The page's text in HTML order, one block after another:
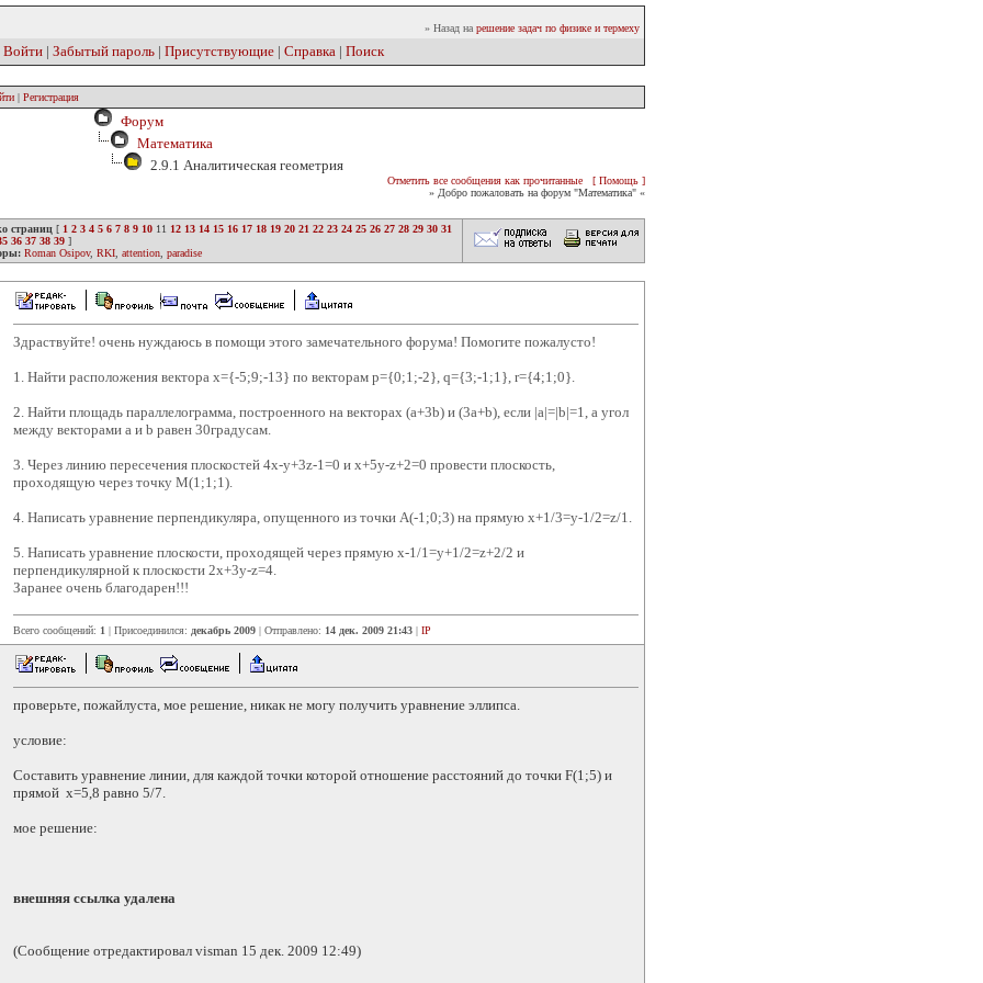
» Назад на решение задач по физике и термеху
Войти | Забытый пароль | Присутствующие | Справка | Поиск
| Регистрация
Форум
Математика
2.9.1 Аналитическая геометрия
Отметить все сообщения как прочитанные
[ Помощь ]
» Добро пожаловать на форум "Математика" «
страниц [ 1 2 3 4 5 6 7 8 9 10 11 12 13 14 15 16 17 18 19 20 21 22 23 24 25 26 27 28 29 30 31
36 37 38 39 ]
Roman Osipov, RKI attention paradise
Здраствуйте! очень нуждаюсь в помощи этого замечательного форума! Помогите пожалусто!
1. Найти расположения вектора х={-5;9;-13} по векторам p={0;1;-2}, q={3;-1;1}, r={4;1;0}.
2. Найти площадь параллелограмма, построенного на векторах (а+3b) и (3a+b), если |a|=|b|=1, а угол
между векторами a и b равен 30градусам.
3. Через линию пересечения плоскостей 4х-у+3z-1=0 и x+5y-z+2=0 провести плоскость,
проходящую через точку М(1;1;1).
4. Написать уравнение перпендикуляра, опущенного из точки А(-1;0;3) на прямую x+1/3=y-1/2=z/1.
5. Написать уравнение плоскости, проходящей через прямую x-1/1=y+1/2=z+2/2 и
перпендикулярной к плоскости 2x+3y-z=4.
Заранее очень благодарен!!!
Всего сообщений: 1 | Присоединился: декабрь 2009 | Отправлено: 14 дек. 2009 21:43 | IP
проверьте, пожайлуста, мое решение, никак не могу получить уравнение эллипса.
условие:
Составить уравнение линии, для каждой точки которой отношение расстояний до точки F(1;5) и
прямой x=5,8 равно 5/7.
мое решение:
внешняя ссылка удалена
(Сообщение отредактировал visman 15 дек. 2009 12:49)